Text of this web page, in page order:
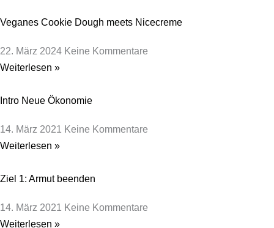
Veganes Cookie Dough meets Nicecreme
22. März 2024 Keine Kommentare
Weiterlesen »
Intro Neue Ökonomie
14. März 2021 Keine Kommentare
Weiterlesen »
Ziel 1: Armut beenden
14. März 2021 Keine Kommentare
Weiterlesen »